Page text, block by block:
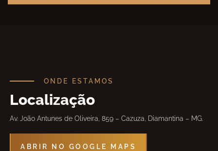
ONDE ESTAMOS
Localização
Av. João Antunes de Oliveira, 859 – Cazuza, Diamantina – MG.
ABRIR NO GOOGLE MAPS